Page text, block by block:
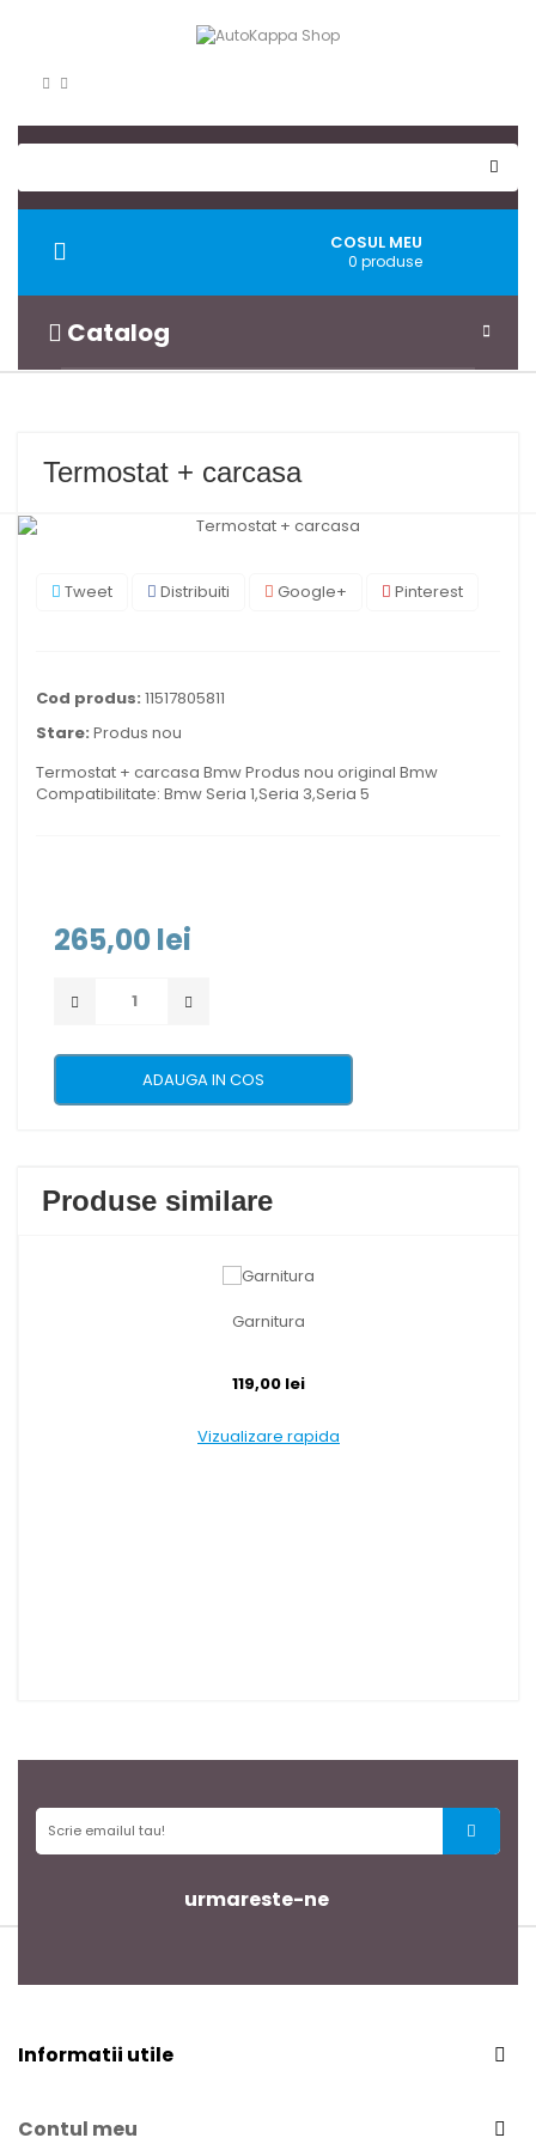
COSUL MEU
0 produse
Catalog
Toggle
Termostat + carcasa
Tweet Distribuiti Google+ Pinterest
Cod produs: 11517805811
Stare: Produs nou
Termostat + carcasa Bmw Produs nou original Bmw
Compatibilitate: Bmw Seria 1,Seria 3,Seria 5
265,00 lei
ADAUGA IN COS
Produse similare
Garnitura
119,00 lei
Vizualizare rapida
urmareste-ne
Informatii utile
Contul meu